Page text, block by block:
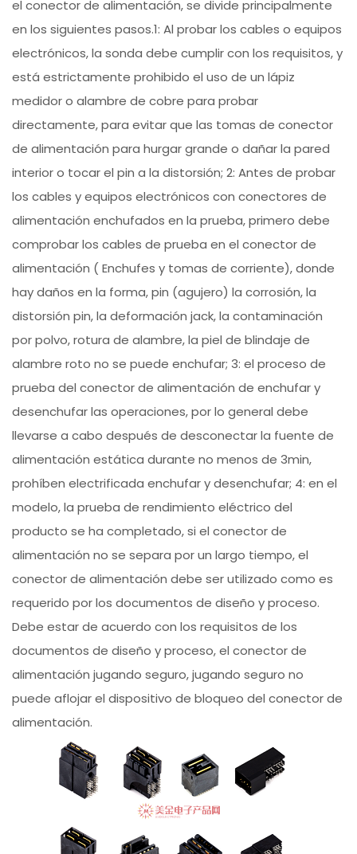
el conector de alimentación, se divide principalmente
en los siguientes pasos.1: Al probar los cables o equipos
electrónicos, la sonda debe cumplir con los requisitos, y
está estrictamente prohibido el uso de un lápiz
medidor o alambre de cobre para probar
directamente, para evitar que las tomas de conector
de alimentación para hurgar grande o dañar la pared
interior o tocar el pin a la distorsión; 2: Antes de probar
los cables y equipos electrónicos con conectores de
alimentación enchufados en la prueba, primero debe
comprobar los cables de prueba en el conector de
alimentación ( Enchufes y tomas de corriente), donde
hay daños en la forma, pin (agujero) la corrosión, la
distorsión pin, la deformación jack, la contaminación
por polvo, rotura de alambre, la piel de blindaje de
alambre roto no se puede enchufar; 3: el proceso de
prueba del conector de alimentación de enchufar y
desenchufar las operaciones, por lo general debe
llevarse a cabo después de desconectar la fuente de
alimentación estática durante no menos de 3min,
prohíben electrificada enchufar y desenchufar; 4: en el
modelo, la prueba de rendimiento eléctrico del
producto se ha completado, si el conector de
alimentación no se separa por un largo tiempo, el
conector de alimentación debe ser utilizado como es
requerido por los documentos de diseño y proceso.
Debe estar de acuerdo con los requisitos de los
documentos de diseño y proceso, el conector de
alimentación jugando seguro, jugando seguro no
puede aflojar el dispositivo de bloqueo del conector de
alimentación.